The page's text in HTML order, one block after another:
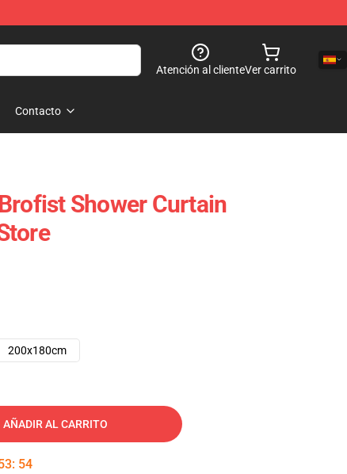
Atención al clienteVer carrito
Contacto
Shower Curtain
200x180cm
AÑADIR AL CARRITO
: 53